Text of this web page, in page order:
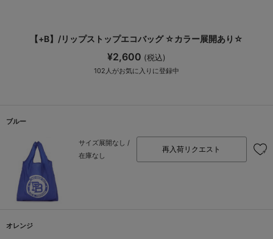
【+B】/リップストップエコバッグ ☆カラー展開あり☆
¥2,600 (税込)
102 人がお気に入りに登録中
ブルー
サイズ展開なし /
在庫なし
再入荷リクエスト
オレンジ